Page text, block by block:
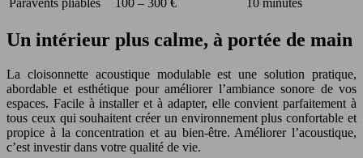
Un intérieur plus calme, à portée de main
La cloisonnette acoustique modulable est une solution pratique,
abordable et esthétique pour améliorer l’ambiance sonore de vos
espaces. Facile à installer et à adapter, elle convient parfaitement à
tous ceux qui souhaitent créer un environnement plus confortable et
propice à la concentration et au bien-être. Améliorer l’acoustique,
c’est investir dans votre qualité de vie.